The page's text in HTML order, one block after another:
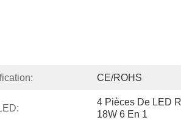
CE/ROHS
4 Pièces De LED
18W 6 En 1